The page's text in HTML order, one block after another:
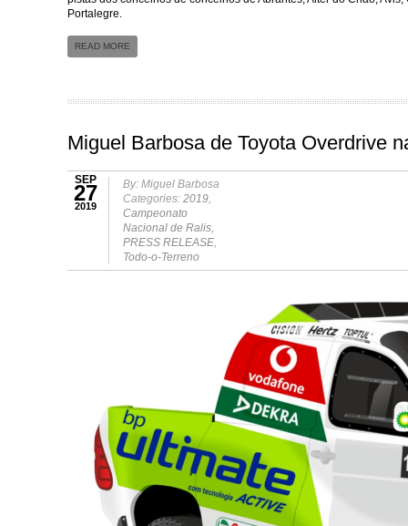
Portalegre.
READ MORE
Miguel Barbosa de Toyota Overdrive
SEP
27
2019
By: Miguel Barbosa
Categories: 2019,
Campeonato
Nacional de Ralis,
PRESS RELEASE,
Todo-o-Terreno